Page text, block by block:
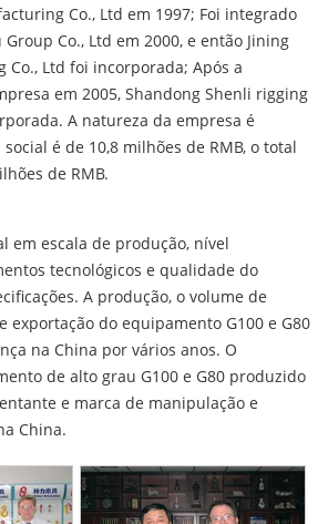
Co., Ltd em 1997; Foi integrado
Co., Ltd em 2000, e então Jining
Co., Ltd foi incorporada; Após a
em 2005, Shandong Shenli rigging
A natureza da empresa é
é de 10,8 milhões de RMB, o total
de RMB.
em escala de produção, nível
tecnológicos e qualidade do
A produção, o volume de
exportação do equipamento G100 e G80
na China por vários anos. O
de alto grau G100 e G80 produzido
e marca de manipulação e
China.